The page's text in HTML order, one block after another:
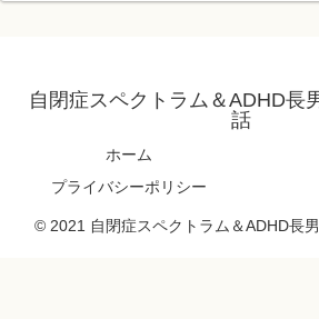
自閉症スペクトラム＆ADHD長
話
ホーム
プライバシーポリシー
© 2021 自閉症スペクトラム＆ADHD長